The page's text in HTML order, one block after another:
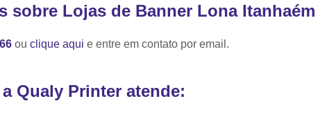
Ribbon
sobre Lojas de Banner Lona Itanhaém
ou clique aqui e entre em contato por email.
Qualy Printer atende: